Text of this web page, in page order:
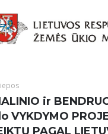
ir
VYKDYMO
PAGAL